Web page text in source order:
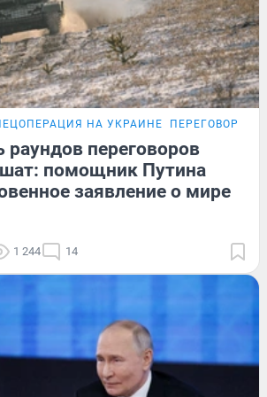
НА УКРАИНЕ ПЕРЕГОВОРЫ
переговоров
помощник Путина
заявление о мире
1 244 14